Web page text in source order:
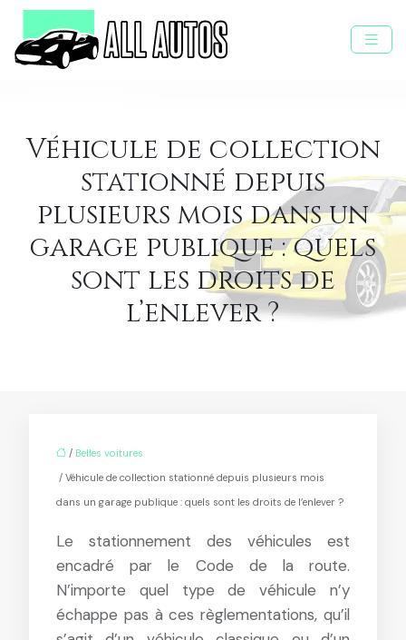
Véhicule de collection
stationné depuis
plusieurs mois dans un
garage publique : quels
sont les droits de
l’enlever ?
/ Belles voitures
/ Véhicule de collection stationné depuis plusieurs mois
dans un garage publique : quels sont les droits de l’enlever ?
Le stationnement des véhicules est
encadré par le Code de la route.
N’importe quel type de véhicule n’y
échappe pas à ces règlementations, qu’il